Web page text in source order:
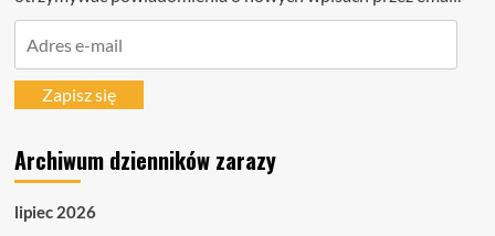
mailZapisz się
Archiwum dzienników zarazy
lipiec 2026